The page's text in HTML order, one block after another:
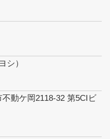
シ）
動ケ岡2118-32 第5CIビ